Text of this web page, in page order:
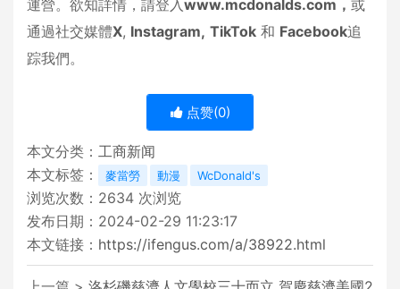
運營。欲知詳情，請登入www.mcdonalds.com ， 或
通過社交媒體X, Instagram, TikTok 和 Facebook追
踪我們。
点赞(0)
本文分类： 工商新闻
本文标签：
麥當勞 動漫 WcDonald's
浏览次数： 2634 次浏览
发布日期：2024-02-29 11:23:17
本文链接： https://ifengus.com/a/38922.html